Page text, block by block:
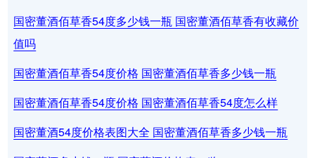
国密董酒佰草香54度多少钱一瓶 国密董酒佰草香有收藏价
值吗
国密董酒佰草香54度价格 国密董酒佰草香多少钱一瓶
国密董酒佰草香54度价格 国密董酒佰草香54度怎么样
国密董酒54度价格表图大全 国密董酒佰草香多少钱一瓶